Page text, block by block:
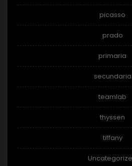
picasso
prado
primaria
secundaria
teamlab
thyssen
tiffany